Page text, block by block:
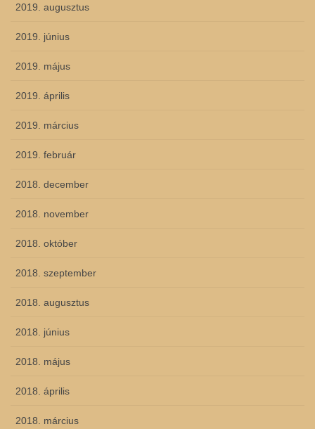
2019. augusztus
2019. június
2019. május
2019. április
2019. március
2019. február
2018. december
2018. november
2018. október
2018. szeptember
2018. augusztus
2018. június
2018. május
2018. április
2018. március